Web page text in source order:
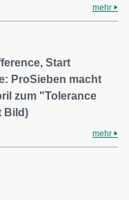
mehr
Start
ProSieben macht
zum "Tolerance
Bild)
mehr